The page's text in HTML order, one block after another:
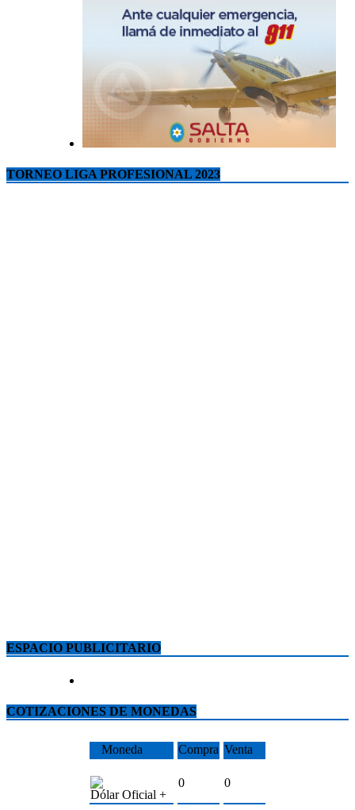
TORNEO LIGA PROFESIONAL 2023
ESPACIO PUBLICITARIO
COTIZACIONES DE MONEDAS
Moneda Compra Venta
Dólar Oficial +
0 0